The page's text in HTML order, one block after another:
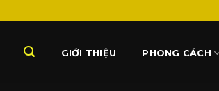
GIỚI THIỆU PHONG CÁCH